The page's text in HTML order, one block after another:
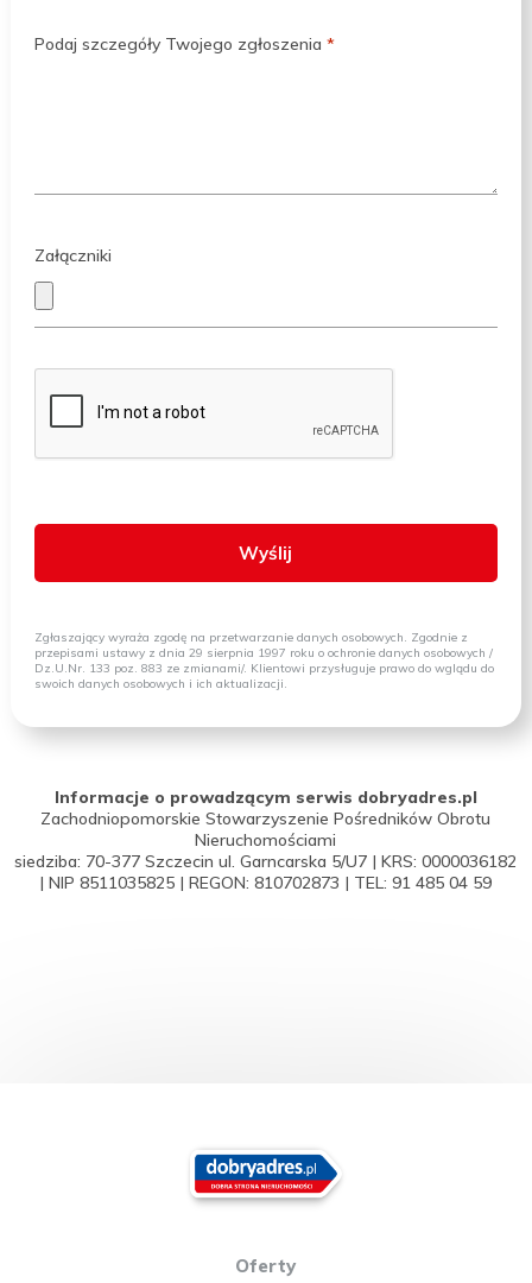
Podaj szczegóły Twojego zgłoszenia *
Załączniki
Zgłaszający wyraża zgodę na przetwarzanie danych osobowych. Zgodnie z
przepisami ustawy z dnia 29 sierpnia 1997 roku o ochronie danych osobowych /
Dz.U.Nr. 133 poz. 883 ze zmianami/. Klientowi przysługuje prawo do wglądu do
swoich danych osobowych i ich aktualizacji.
Informacje o prowadzącym serwis dobryadres.pl
Zachodniopomorskie Stowarzyszenie Pośredników Obrotu
Nieruchomościami
siedziba: 70-377 Szczecin ul. Garncarska 5/U7 | KRS: 0000036182
| NIP 8511035825 | REGON: 810702873 | TEL: 91 485 04 59
Oferty